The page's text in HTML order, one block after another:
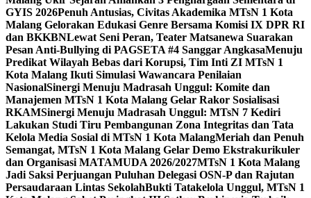
GYIS 2026Penuh Antusias, Civitas Akademika MTsN 1 Kota
Malang Gelorakan Edukasi Genre Bersama Komisi IX DPR RI
dan BKKBNLewat Seni Peran, Teater Matsanewa Suarakan
Pesan Anti-Bullying di PAGSETA #4 Sanggar AngkasaMenuju
Predikat Wilayah Bebas dari Korupsi, Tim Inti ZI MTsN 1
Kota Malang Ikuti Simulasi Wawancara Penilaian
NasionalSinergi Menuju Madrasah Unggul: Komite dan
Manajemen MTsN 1 Kota Malang Gelar Rakor Sosialisasi
RKAMSinergi Menuju Madrasah Unggul: MTsN 7 Kediri
Lakukan Studi Tiru Pembangunan Zona Integritas dan Tata
Kelola Media Sosial di MTsN 1 Kota MalangMeriah dan Penuh
Semangat, MTsN 1 Kota Malang Gelar Demo Ekstrakurikuler
dan Organisasi MATAMUDA 2026/2027MTsN 1 Kota Malang
Jadi Saksi Perjuangan Puluhan Delegasi OSN-P dan Rajutan
Persaudaraan Lintas SekolahBukti Tatakelola Unggul, MTsN 1